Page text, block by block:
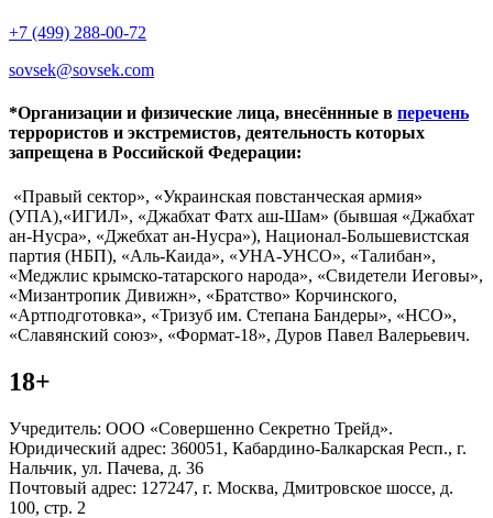
+7 (499) 288-00-72
sovsek@sovsek.com
*Организации и физические лица, внесённные в перечень
террористов и экстремистов, деятельность которых
запрещена в Российской Федерации:
«Правый сектор», «Украинская повстанческая армия»
(УПА),«ИГИЛ», «Джабхат Фатх аш-Шам» (бывшая «Джабхат
ан-Нусра», «Джебхат ан-Нусра»), Национал-Большевистская
партия (НБП), «Аль-Каида», «УНА-УНСО», «Талибан»,
«Меджлис крымско-татарского народа», «Свидетели Иеговы»,
«Мизантропик Дивижн», «Братство» Корчинского,
«Артподготовка», «Тризуб им. Степана Бандеры», «НСО»,
«Славянский союз», «Формат-18», Дуров Павел Валерьевич.
18+
Учредитель: ООО «Совершенно Секретно Трейд».
Юридический адрес: 360051, Кабардино-Балкарская Респ., г.
Нальчик, ул. Пачева, д. 36
Почтовый адрес: 127247, г. Москва, Дмитровское шоссе, д.
100, стр. 2